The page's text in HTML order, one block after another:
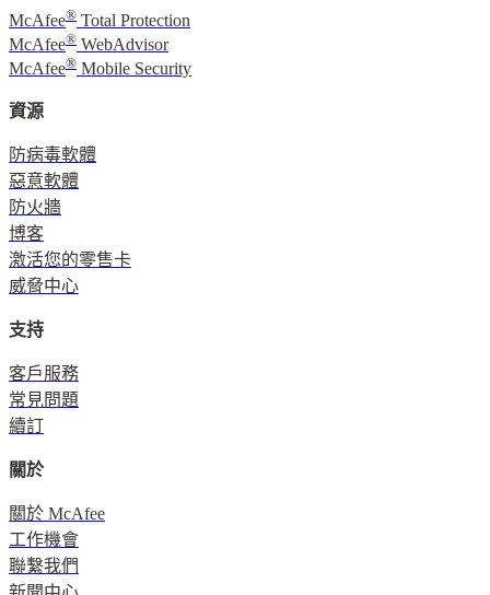
McAfee® Total Protection
McAfee® WebAdvisor
McAfee® Mobile Security
資源
防病毒軟體
惡意軟體
防火牆
博客
激活您的零售卡
威脅中心
支持
客戶服務
常見問題
續訂
關於
關於 McAfee
工作機會
聯繫我們